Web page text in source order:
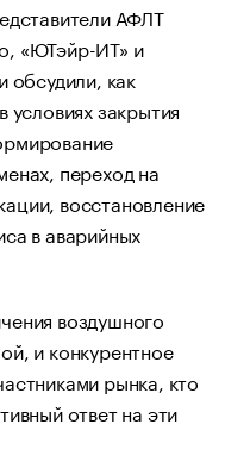
АФЛТ
«ЮТэйр-ИТ» и
обсудили, как
условиях закрытия
переход на
восстановление
в аварийных
воздушного
и конкурентное
рынка, кто
ответ на эти